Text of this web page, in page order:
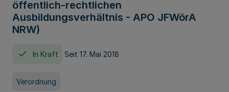
öffentlich-rechtlichen
Ausbildungsverhältnis - APO JFWörA
NRW)
In Kraft Seit 17. Mai 2018
Verordnung